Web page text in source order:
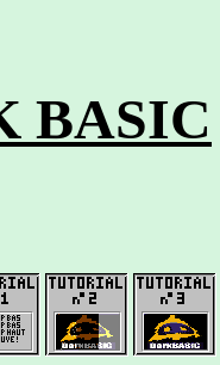
BASIC